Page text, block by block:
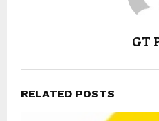
GT
RELATED POSTS